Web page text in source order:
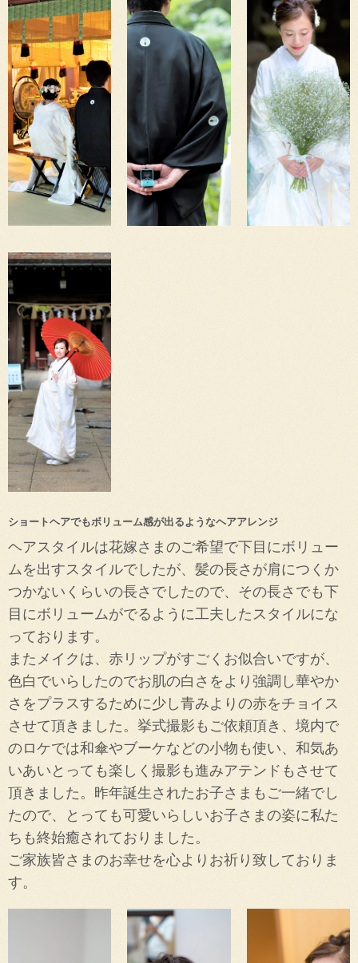
ショートヘアでもボリューム感が出るようなヘアアレンジ
ヘアスタイルは花嫁さまのご希望で下目にボリュー
ムを出すスタイルでしたが、髪の長さが肩につくか
つかないくらいの長さでしたので、その長さでも下
目にボリュームがでるように工夫したスタイルにな
っております。
またメイクは、赤リップがすごくお似合いですが、
色白でいらしたのでお肌の白さをより強調し華やか
さをプラスするために少し青みよりの赤をチョイス
させて頂きました。挙式撮影もご依頼頂き、境内で
のロケでは和傘やブーケなどの小物も使い、和気あ
いあいとっても楽しく撮影も進みアテンドもさせて
頂きました。昨年誕生されたお子さまもご一緒でし
たので、とっても可愛いらしいお子さまの姿に私た
ちも終始癒されておりました。
ご家族皆さまのお幸せを心よりお祈り致しておりま
す。